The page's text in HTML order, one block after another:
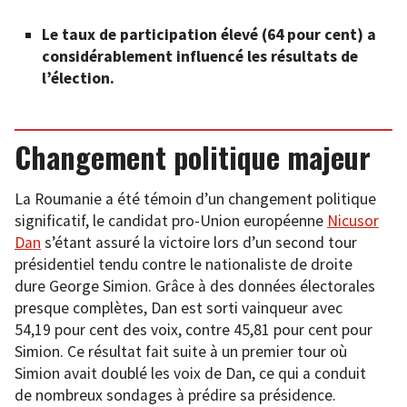
Le taux de participation élevé (64 pour cent) a
considérablement influencé les résultats de
l’élection.
Changement politique majeur
La Roumanie a été témoin d’un changement politique
significatif, le candidat pro-Union européenne Nicusor
Dan s’étant assuré la victoire lors d’un second tour
présidentiel tendu contre le nationaliste de droite
dure George Simion. Grâce à des données électorales
presque complètes, Dan est sorti vainqueur avec
54,19 pour cent des voix, contre 45,81 pour cent pour
Simion. Ce résultat fait suite à un premier tour où
Simion avait doublé les voix de Dan, ce qui a conduit
de nombreux sondages à prédire sa présidence.